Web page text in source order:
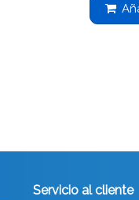
Servicio al cliente